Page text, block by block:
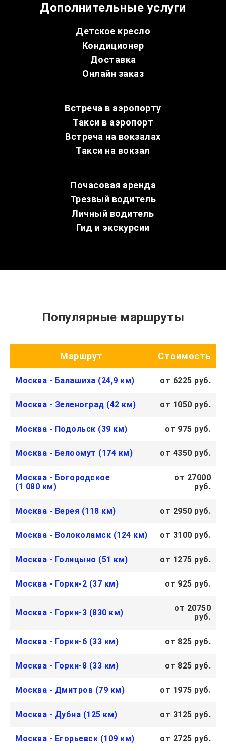
Дополнительные услуги
Детское кресло
Кондиционер
Доставка
Онлайн заказ
Встреча в аэропорту
Такси в аэропорт
Встреча на вокзалах
Такси на вокзал
Почасовая аренда
Трезвый водитель
Личный водитель
Гид и экскурсии
Популярные маршруты
Маршрут Стоимость
Москва - Балашиха (24,9 км) от 6225 руб.
Москва - Зеленоград (42 км) от 1050 руб.
Москва - Подольск (39 км) от 975 руб.
Москва - Белоомут (174 км) от 4350 руб.
Москва - Богородское
(1 080 км)
от 27000
руб.
Москва - Верея (118 км) от 2950 руб.
Москва - Волоколамск (124 км) от 3100 руб.
Москва - Голицыно (51 км) от 1275 руб.
Москва - Горки-2 (37 км) от 925 руб.
Москва - Горки-3 (830 км)
от 20750
руб.
Москва - Горки-6 (33 км) от 825 руб.
Москва - Горки-8 (33 км) от 825 руб.
Москва - Дмитров (79 км) от 1975 руб.
Москва - Дубна (125 км) от 3125 руб.
Москва - Егорьевск (109 км) от 2725 руб.